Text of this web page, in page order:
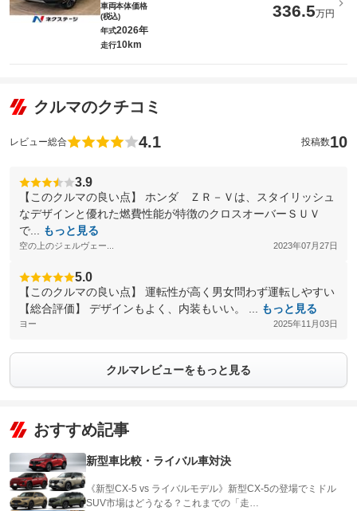
車両本体価格
(税込)
336.5万円
年式2026年
走行10km
クルマのクチコミ
レビュー総合 4.1 投稿数10
3.9
【このクルマの良い点】 ホンダ ＺＲ－Ｖは、スタイリッシュ
なデザインと優れた燃費性能が特徴のクロスオーバーＳＵＶ
で...
もっと見る
空の上のジェルヴェー... 2023年07月27日
5.0
【このクルマの良い点】 運転性が高く男女問わず運転しやすい
【総合評価】 デザインもよく、内装もいい。 ...
もっと見る
ヨー 2025年11月03日
クルマレビューをもっと見る
おすすめ記事
新型車比較・ライバル車対決
《新型CX-5 vs ライバルモデル》新型CX-5の登場でミドル
SUV市場はどうなる？これまでの「走…